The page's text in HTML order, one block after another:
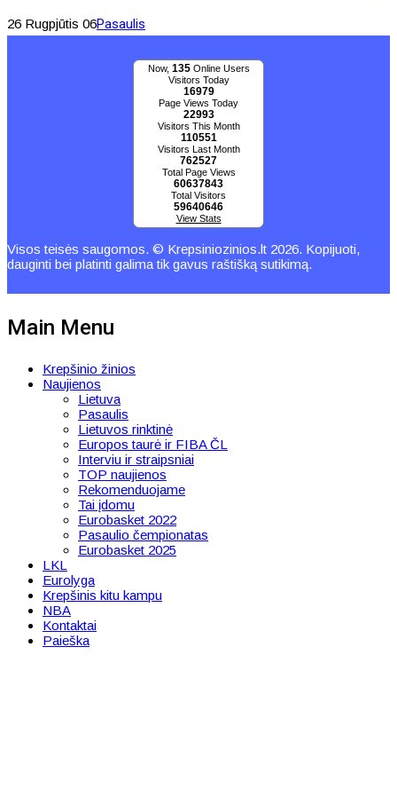
26 Rugpjūtis 06Pasaulis
Now, 135Online Users
Visitors Today
16979
Page Views Today
22993
Visitors This Month
110551
Visitors Last Month
762527
Total Page Views
60637843
Total Visitors
59640646
View Stats
Visos teisės saugomos. © Krepsiniozinios.lt 2026. Kopijuoti,
dauginti bei platinti galima tik gavus raštišką sutikimą.
Main Menu
Krepšinio žinios
Naujienos
Lietuva
Pasaulis
Lietuvos rinktinė
Europos taurė ir FIBA ČL
Interviu ir straipsniai
TOP naujienos
Rekomenduojame
Tai įdomu
Eurobasket 2022
Pasaulio čempionatas
Eurobasket 2025
LKL
Eurolyga
Krepšinis kitu kampu
NBA
Kontaktai
Paieška